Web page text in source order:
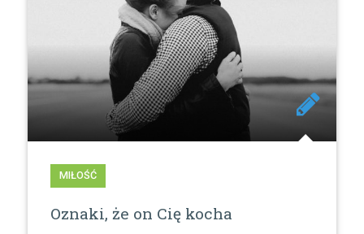
MIŁOŚĆ
Oznaki, że on Cię kocha